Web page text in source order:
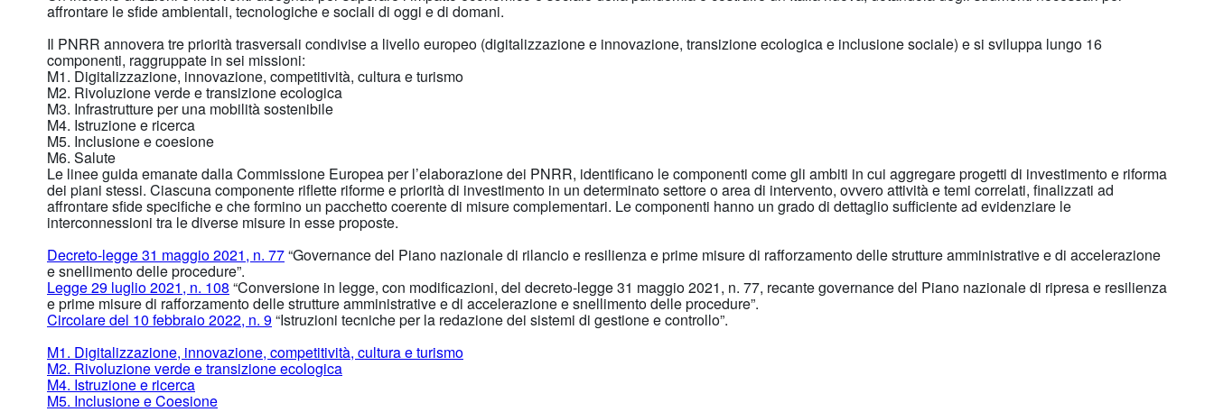
affrontare le sfide ambientali, tecnologiche e sociali di oggi e di domani.
Il PNRR annovera tre priorità trasversali condivise a livello europeo (digitalizzazione e innovazione, transizione ecologica e inclusione sociale) e si sviluppa lungo 16
componenti, raggruppate in sei missioni:
M1. Digitalizzazione, innovazione, competitività, cultura e turismo
M2. Rivoluzione verde e transizione ecologica
M3. Infrastrutture per una mobilità sostenibile
M4. Istruzione e ricerca
M5. Inclusione e coesione
M6. Salute
Le linee guida emanate dalla Commissione Europea per l’elaborazione dei PNRR, identificano le componenti come gli ambiti in cui aggregare progetti di investimento e riforma
dei piani stessi. Ciascuna componente riflette riforme e priorità di investimento in un determinato settore o area di intervento, ovvero attività e temi correlati, finalizzati ad
affrontare sfide specifiche e che formino un pacchetto coerente di misure complementari. Le componenti hanno un grado di dettaglio sufficiente ad evidenziare le
interconnessioni tra le diverse misure in esse proposte.
Decreto-legge 31 maggio 2021, n. 77“Governance del Piano nazionale di rilancio e resilienza e prime misure di rafforzamento delle strutture amministrative e di accelerazione
e snellimento delle procedure”.
Legge 29 luglio 2021, n. 108 “Conversione in legge, con modificazioni, del decreto-legge 31 maggio 2021, n. 77, recante governance del Piano nazionale di ripresa e resilienza
e prime misure di rafforzamento delle strutture amministrative e di accelerazione e snellimento delle procedure”.
Circolare del 10 febbraio 2022, n. 9“Istruzioni tecniche per la redazione dei sistemi di gestione e controllo”.
M1. Digitalizzazione, innovazione, competitività, cultura e turismo
M2. Rivoluzione verde e transizione ecologica
M4. Istruzione e ricerca
M5. Inclusione e Coesione